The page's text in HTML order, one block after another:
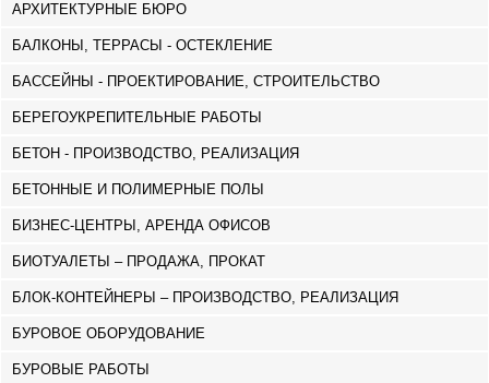
АРХИТЕКТУРНЫЕ БЮРО
БАЛКОНЫ, ТЕРРАСЫ - ОСТЕКЛЕНИЕ
БАССЕЙНЫ - ПРОЕКТИРОВАНИЕ, СТРОИТЕЛЬСТВО
БЕРЕГОУКРЕПИТЕЛЬНЫЕ РАБОТЫ
БЕТОН - ПРОИЗВОДСТВО, РЕАЛИЗАЦИЯ
БЕТОННЫЕ И ПОЛИМЕРНЫЕ ПОЛЫ
БИЗНЕС-ЦЕНТРЫ, АРЕНДА ОФИСОВ
БИОТУАЛЕТЫ – ПРОДАЖА, ПРОКАТ
БЛОК-КОНТЕЙНЕРЫ – ПРОИЗВОДСТВО, РЕАЛИЗАЦИЯ
БУРОВОЕ ОБОРУДОВАНИЕ
БУРОВЫЕ РАБОТЫ